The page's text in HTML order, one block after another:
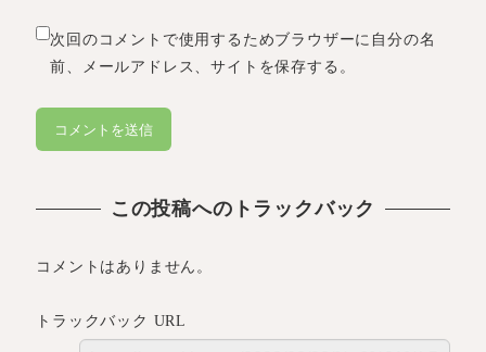
次回のコメントで使用するためブラウザーに自分の名
前、メールアドレス、サイトを保存する。
この投稿へのトラックバック
コメントはありません。
トラックバック URL